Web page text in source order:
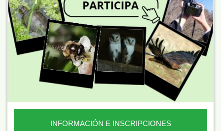
INFORMACIÓN E INSCRIPCIONES